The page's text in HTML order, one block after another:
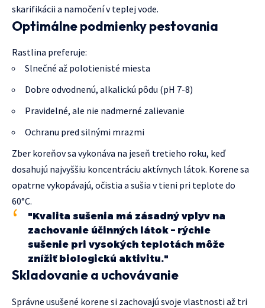
skarifikácii a namočení v teplej vode.
Optimálne podmienky pestovania
Rastlina preferuje:
Slnečné až polotienisté miesta
Dobre odvodnenú, alkalickú pôdu (pH 7-8)
Pravidelné, ale nie nadmerné zalievanie
Ochranu pred silnými mrazmi
Zber koreňov sa vykonáva na jeseň tretieho roku, keď
dosahujú najvyššiu koncentráciu aktívnych látok. Korene sa
opatrne vykopávajú, očistia a sušia v tieni pri teplote do
60°C.
"Kvalita sušenia má zásadný vplyv na
zachovanie účinných látok – rýchle
sušenie pri vysokých teplotách môže
znížiť biologickú aktivitu."
Skladovanie a uchovávanie
Správne usušené korene si zachovajú svoje vlastnosti až tri